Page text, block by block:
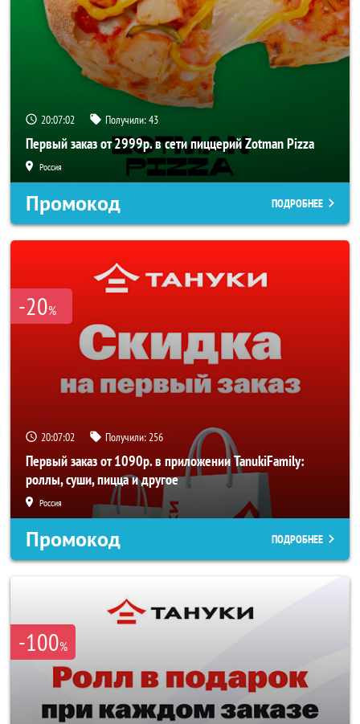
20:07:02 Получили:43
Первый заказ от 2999р. в сети пиццерий Zotman Pizza
Россия
Промокод ПОДРОБНЕЕ
-20%
20:07:02 Получили:256
Первый заказ от 1090р. в приложении TanukiFamily:
роллы, суши, пицца и другое
Россия
Промокод ПОДРОБНЕЕ
-100%